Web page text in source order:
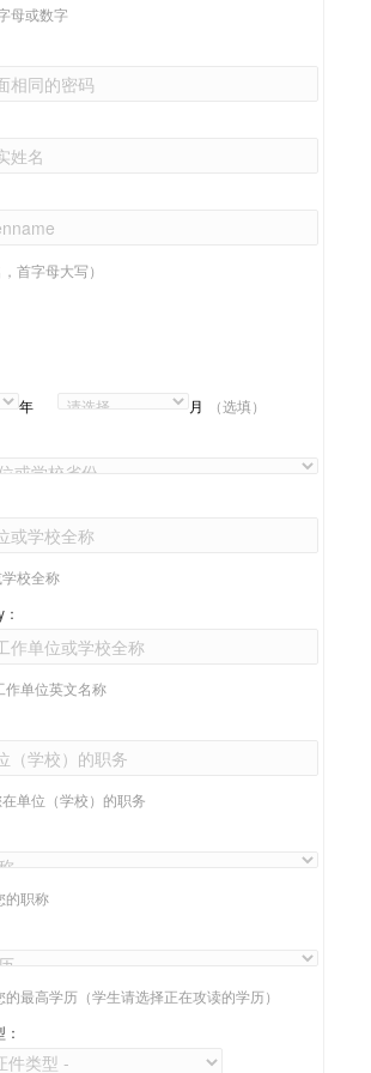
母或数字
首字母大写）
年
月
（选填）
校全称
作单位英文名称
在单位（学校）的职务
的职称
的最高学历（学生请选择正在攻读的学历）